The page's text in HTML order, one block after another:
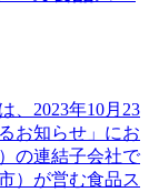
、2023年10月23
お知らせ」にお
の連結子会社で
）が営む食品ス